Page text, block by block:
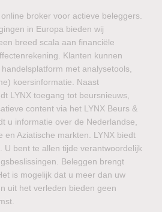
broker voor actieve beleggers.
in Europa bieden wij
breed scala aan financiële
Klanten kunnen
met analysetools,
koersinformatie. Naast
LYNX toegang tot beursnieuws,
content via het LYNX Beurs &
u informatie over de Nederlandse,
en Aziatische markten. LYNX biedt
U bent te allen tijde verantwoordelijk
Beleggen brengt
is mogelijk dat u meer dan uw
uit het verleden bieden geen